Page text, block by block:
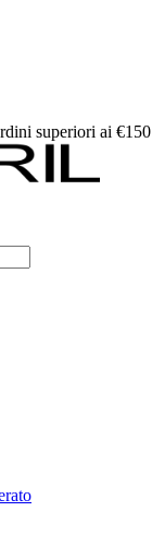
superiori ai €150